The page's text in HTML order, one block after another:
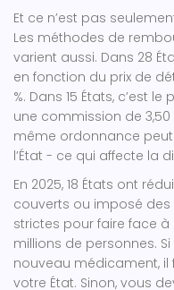
Et ce n’est pas
Les méthodes de
varient aussi. Dans 28
en fonction du prix de
%. Dans 15 États, c’est
une commission de 3,50
même ordonnance
l’État - ce qui affecte la
En 2025, 18 États ont
couverts ou imposé
strictes pour faire face à
millions de personnes.
nouveau médicament, il
votre État. Sinon, vous